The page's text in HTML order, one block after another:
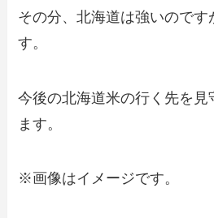
その分、北海道は強いので
す。
今後の北海道米の行く先を見
ます。
※画像はイメージです。